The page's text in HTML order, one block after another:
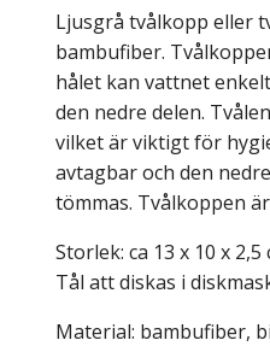
Ljusgrå tvålkopp eller
bambufiber.
hålet kan vattnet
den nedre delen.
vilket är viktigt för
avtagbar och den
tömmas. Tvålkoppen
Storlek: ca 13 x 10 x 2,5
Tål att diskas i
Material: bambufiber,